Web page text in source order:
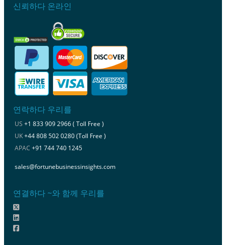
신뢰하다 온라인
연락하다 우리를
US +1 833 909 2966 ( Toll Free )
UK+44 808 502 0280 (Toll Free )
APAC +91 744 740 1245
sales@fortunebusinessinsights.com
연결하다 ~와 함께 우리를